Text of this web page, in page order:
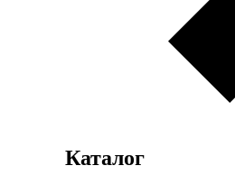
Каталог